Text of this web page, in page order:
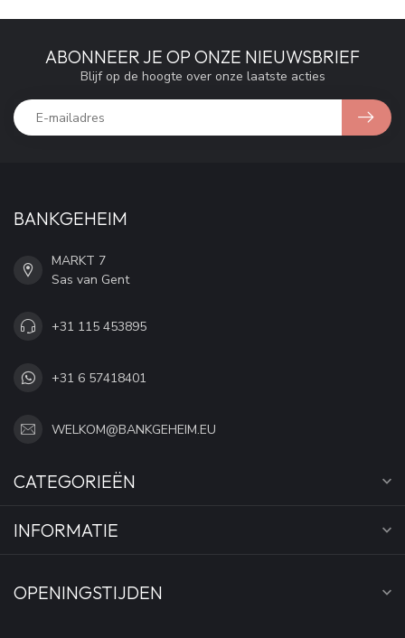
ABONNEER JE OP ONZE NIEUWSBRIEF
Blijf op de hoogte over onze laatste acties
BANKGEHEIM
MARKT 7
Sas van Gent
+31 115 453895
+31 6 57418401
WELKOM@BANKGEHEIM.EU
CATEGORIEËN
INFORMATIE
OPENINGSTIJDEN